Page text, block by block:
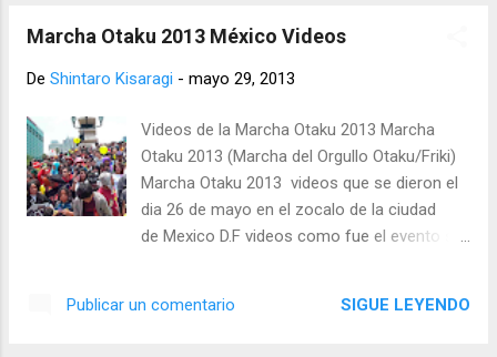
Marcha Otaku 2013 México Videos
De Shintaro Kisaragi - mayo 29, 2013
Videos de la Marcha Otaku 2013 Marcha
Otaku 2013 (Marcha del Orgullo Otaku/Friki)
Marcha Otaku 2013 videos que se dieron el
dia 26 de mayo en el zocalo de la ciudad
de Mexico D.F videos como fue el evento se
el evento cuantas personas fueron quienes
Publicar un comentario SIGUE LEYENDO